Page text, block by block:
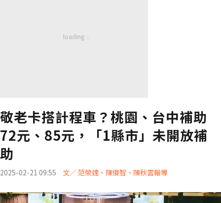
敬老卡搭計程車？桃園、台中補助
72元、85元，「1縣市」未開放補
助
2025-02-21 09:55 文／ 范榮達、陳俊智、陳秋雲報導